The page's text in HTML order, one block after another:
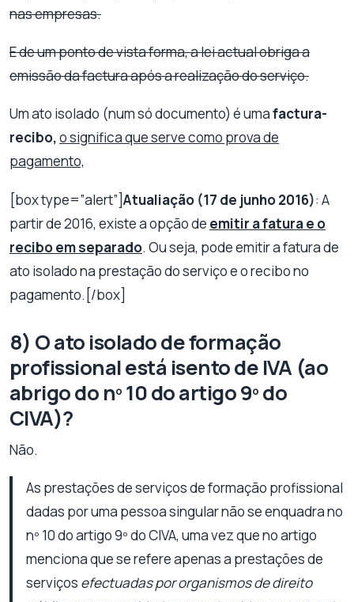
nas empresas.
E de um ponto de vista forma, a lei actual obriga a
emissão da factura após a realização do serviço.
Um ato isolado (num só documento) é umafactura-
recibo,o significa que serve como prova de
pagamento,
[box type=”alert”]Atualiação (17 de junho 2016): A
partir de 2016, existe a opção de emitir a fatura e o
recibo em separado. Ou seja, pode emitir a fatura de
ato isolado na prestação do serviço e o recibo no
pagamento.[/box]
8) O ato isolado de formação
profissional está isento de IVA (ao
abrigo do nº 10 do artigo 9º do
CIVA)?
Não.
As prestações de serviços de formação profissional
dadas por uma pessoa singular não se enquadra no
nº 10 do artigo 9º do CIVA, uma vez que no artigo
menciona que se refere apenas a prestações de
serviços efectuadas por organismos de direito